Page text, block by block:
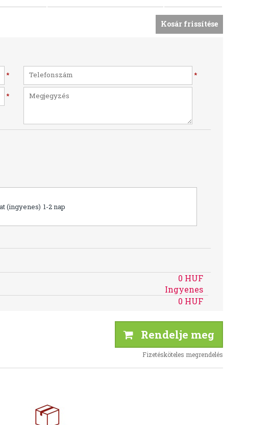
* *
*
(ingyenes) 1-2 nap
0 HUF
Ingyenes
0 HUF
Rendelje meg
Fizetésköteles megrendelés